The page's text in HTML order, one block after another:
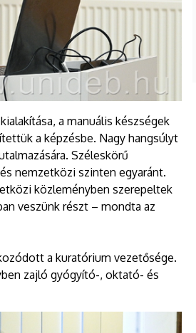
a manuális készségek
a képzésbe. Nagy hangsúlyt
Széleskörű
nemzetközi szinten egyaránt.
közleményben szerepeltek
veszünk részt – mondta az
a kuratórium vezetősége.
zajló gyógyító-, oktató- és